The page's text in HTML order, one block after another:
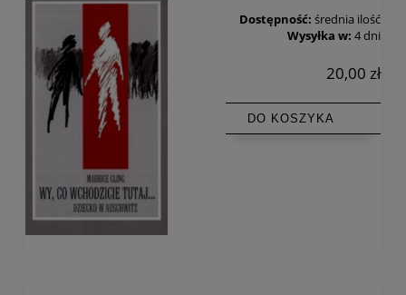
Dostępność: średnia ilość
Wysyłka w: 4 dni
20,00 zł
DO KOSZYKA